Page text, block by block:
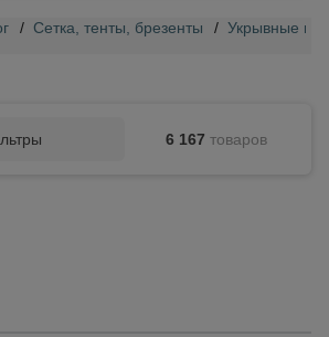
/ Сетка, тенты, брезенты / Укрывные
6 167 товаров